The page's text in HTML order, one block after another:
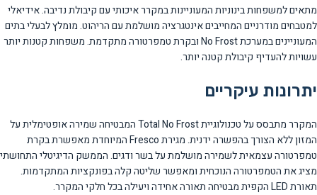
מתאים למשפחות בינוניות המעוניינות במקרר איכותי עם קיבולת נדיבה. אידיאלי
למטבחים מודרניים המחייבים אינטגרציה מושלמת עם הריהוט. מומלץ לבעלי בתים
המעוניינים במערכת No Frost ובקרת טמפרטורה מתקדמת. משפחות קטנות יותר
עשויות להעדיף קיבולת קטנה יותר.
יתרונות עיקריים
המקרר מתבסס על טכנולוגיית Total No Frost המבטיחה שמירה אופטימלית על
המזון ללא הצורך בהפשרה ידנית. מגירת Fresco המיוחדת מאפשרת בקרת
טמפרטורה עצמאית לשמירה מושלמת על בשר ודגים. הממשק הדיגיטלי התחושתי
מציג את הטמפרטורה הנוכחית ומאפשר שליטה קלה בפונקציות המתקדמות.
תאורת LED הקפית מבטיחה תאורה אחידה ויעילה בכל חלקי המקרר.